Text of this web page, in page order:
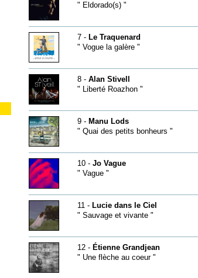
" Eldorado(s) "
7 - Le Traquenard
" Vogue la galère "
8 - Alan Stivell
" Liberté Roazhon "
9 - Manu Lods
" Quai des petits bonheurs "
10 - Jo Vague
" Vague "
11 - Lucie dans le Ciel
" Sauvage et vivante "
12 - Étienne Grandjean
" Une flèche au coeur "